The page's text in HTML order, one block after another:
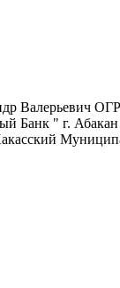
Валерьевич
Банк " г.